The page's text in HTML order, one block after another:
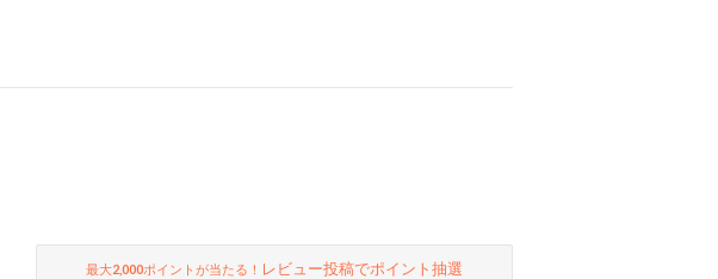
最大2,000ポイントが当たる！ レビュー投稿でポイント抽選